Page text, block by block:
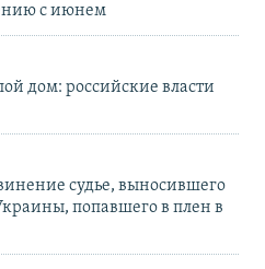
с июнем
дом: российские власти
судье, выносившего
попавшего в плен в